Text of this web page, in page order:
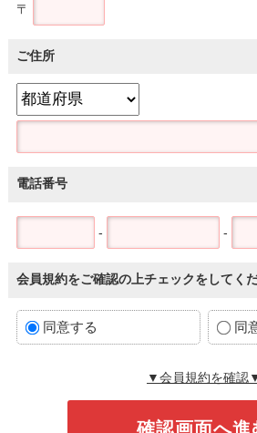
〒
ご住所
電話番号
- -
会員規約をご確認の上チェックをしてく
同意する 同
▼会員規約を確認